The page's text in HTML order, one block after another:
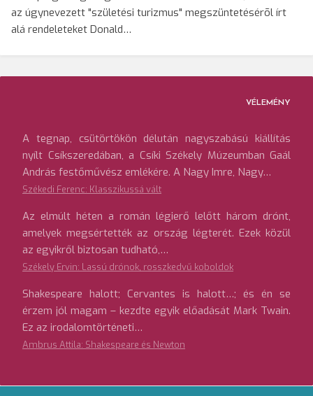
az úgynevezett "születési turizmus" megszüntetésérõl írt
alá rendeleteket Donald…
VÉLEMÉNY
A tegnap, csütörtökön délután nagyszabású kiállítás
nyílt Csíkszeredában, a Csíki Székely Múzeumban Gaál
András festőművész emlékére. A Nagy Imre, Nagy…
Székedi Ferenc: Klasszikussá vált
Az elmúlt héten a román légierő lelőtt három drónt,
amelyek megsértették az ország légterét. Ezek közül
az egyikről biztosan tudható,…
Székely Ervin: Lassú drónok, rosszkedvű koboldok
Shakespeare halott; Cervantes is halott…; és én se
érzem jól magam – kezdte egyik előadását Mark Twain.
Ez az irodalomtörténeti…
Ambrus Attila: Shakespeare és Newton